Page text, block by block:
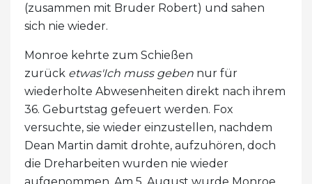
(zusammen mit Bruder Robert) und sahen
sich nie wieder.
Monroe kehrte zum Schießen
zurück etwas'Ich muss geben nur für
wiederholte Abwesenheiten direkt nach ihrem
36. Geburtstag gefeuert werden. Fox
versuchte, sie wieder einzustellen, nachdem
Dean Martin damit drohte, aufzuhören, doch
die Dreharbeiten wurden nie wieder